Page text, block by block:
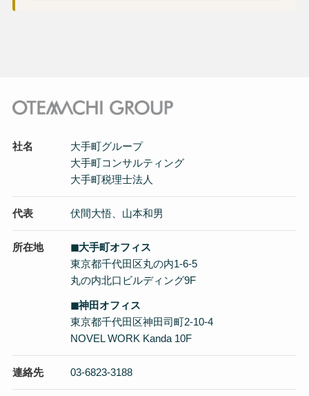
社名
大手町グループ
大手町コンサルティング
大手町税理士法人
代表 伏間大悟、山本和男
所在地
◼︎大手町オフィス
東京都千代田区丸の内1-6-5
丸の内北口ビルディング9F
◼︎神田オフィス
東京都千代田区神田司町2-10-4
NOVEL WORK Kanda 10F
連絡先 03-6823-3188